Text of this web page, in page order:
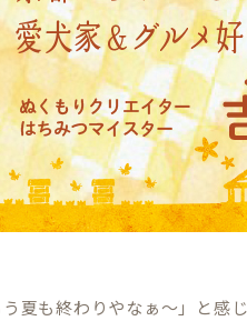
夏も終わりやなぁ～」と感じ